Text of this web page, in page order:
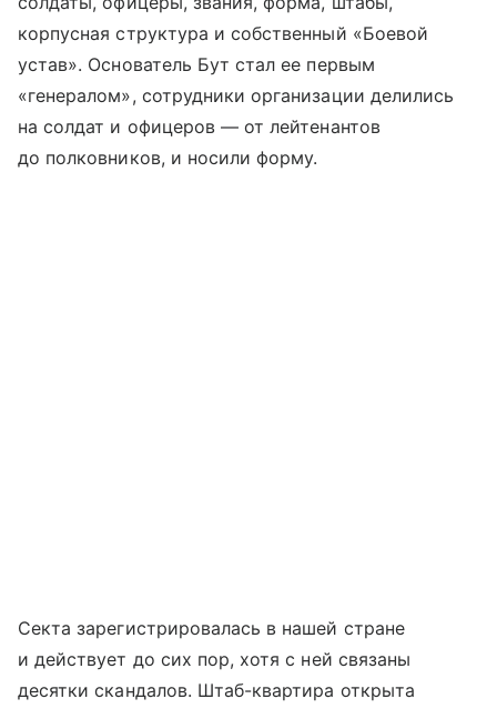
корпусная структура и собственный «Боевой
устав». Основатель Бут стал ее первым
«генералом», сотрудники организации делились
на солдат и офицеров — от лейтенантов
до полковников, и носили форму.
Секта зарегистрировалась в нашей стране
и действует до сих пор, хотя с ней связаны
десятки скандалов. Штаб-квартира открыта